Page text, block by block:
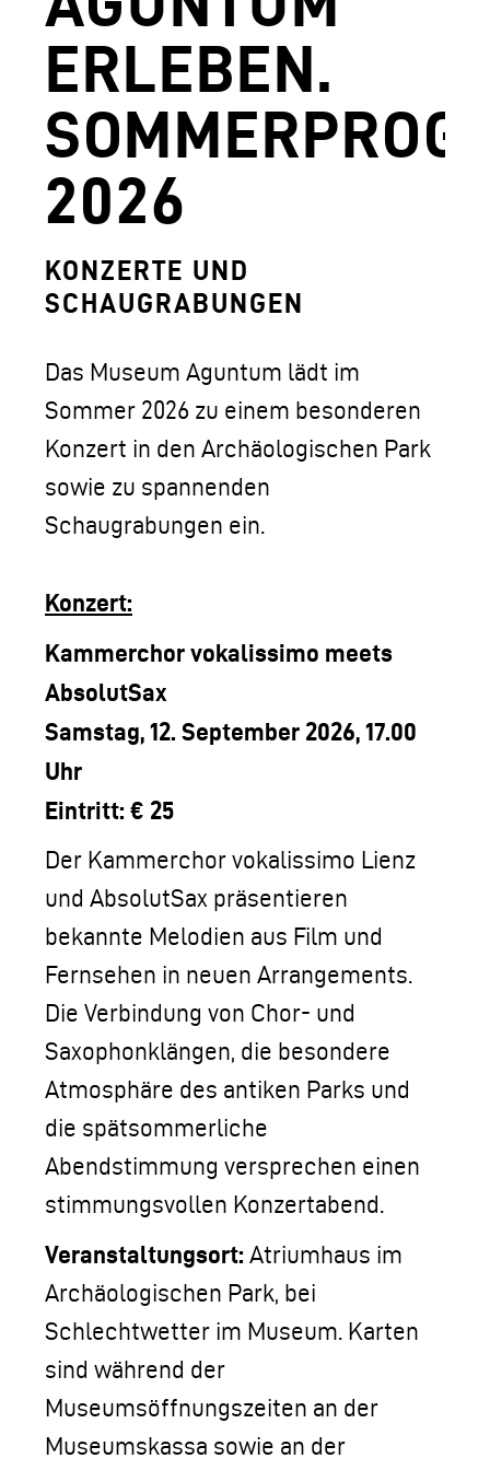
DOWNLOADS
FERDINANDEUM
HOFKIRCHE
DAS TIROL PANORAMA MIT
ZEUGHAUS
SAMMLUNGS- UND
GESCHÄFTSFÜHRUNG
LOGO DER TLM
KONTAKT
ERLEBEN.
2026
KONZERTE UND
SCHAUGRABUNGEN
Das Museum Aguntum lädt im
Sommer 2026 zu einem besonderen
Konzert in den Archäologischen Park
sowie zu spannenden
Schaugrabungen ein.
Konzert:
Kammerchor vokalissimo meets
AbsolutSax
Samstag, 12. September 2026, 17.00
Uhr
Eintritt: € 25
Der Kammerchor vokalissimo Lienz
und AbsolutSax präsentieren
bekannte Melodien aus Film und
Fernsehen in neuen Arrangements.
Die Verbindung von Chor- und
Saxophonklängen, die besondere
Atmosphäre des antiken Parks und
die spätsommerliche
Abendstimmung versprechen einen
stimmungsvollen Konzertabend.
Veranstaltungsort: Atriumhaus im
Archäologischen Park, bei
Schlechtwetter im Museum. Karten
sind während der
Museumsöffnungszeiten an der
Museumskassa sowie an der